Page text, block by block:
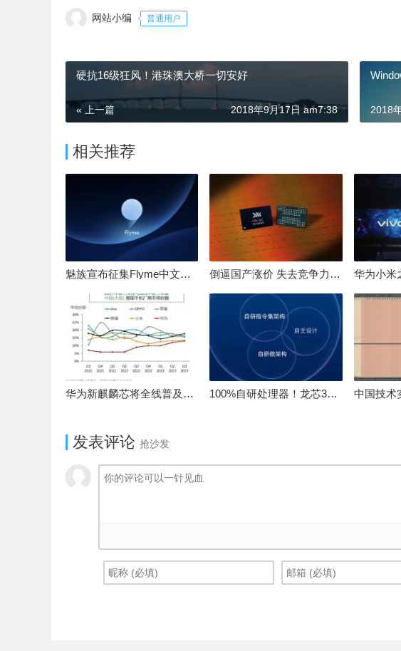
网站小编 普通用户
硬抗16级狂风！港珠澳大桥一切安好
« 上一篇 2018年9月17日 am7:38 2018
相关推荐
魅族宣布征集Flyme中文OS名：要像鸿蒙、澎湃一样响亮 倒逼国产涨价 失去竞争力！三星要减产50%：SSD必须涨价
华为新麒麟芯将全线普及！高中低端全面采用 改写竞争格局 100%自研处理器！龙芯3A6000评测：与10代酷睿互有胜负
发表评论 抢沙发